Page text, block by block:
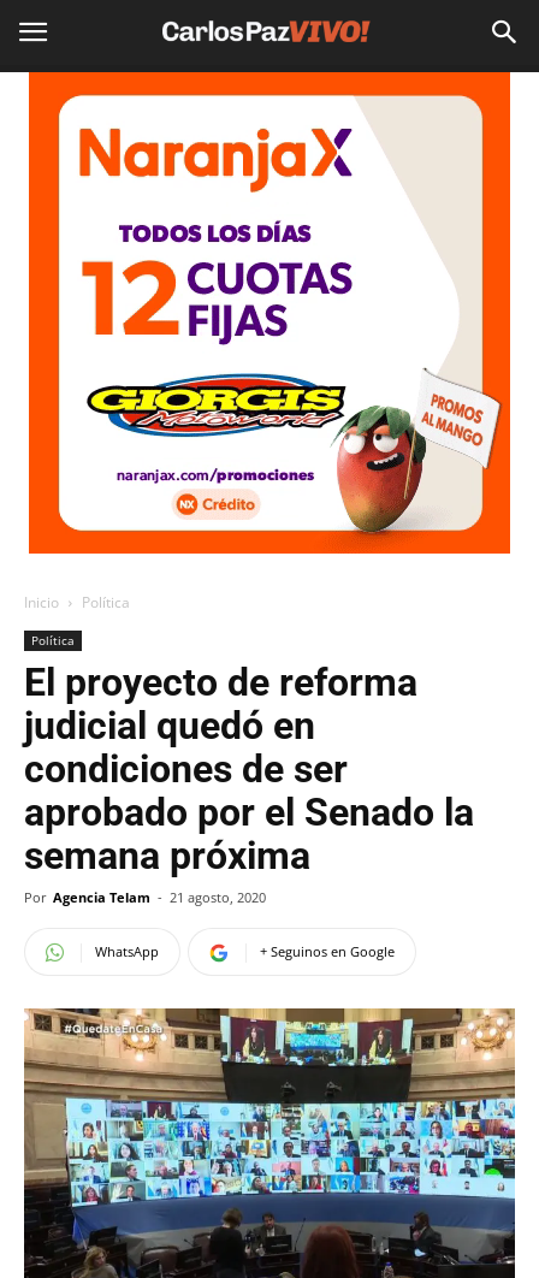
Inicio Política
Política
El proyecto de reforma
judicial quedó en
condiciones de ser
aprobado por el Senado la
semana próxima
Por Agencia Telam - 21 agosto, 2020
WhatsApp + Seguinos en Google